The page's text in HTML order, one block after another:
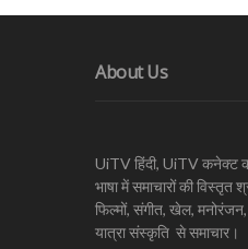
About Us
UiTV हिंदी, UiTV कनेक्ट
भाषा में समाचारों की
फिल्मों, संगीत, खेल,
यात्रा संस्कृति से समाचार।